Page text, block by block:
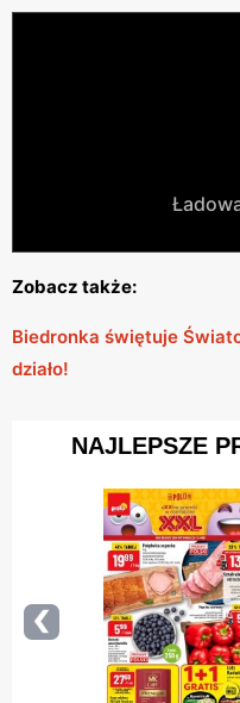
Zobacz także:
Biedronka świętuje
działo!